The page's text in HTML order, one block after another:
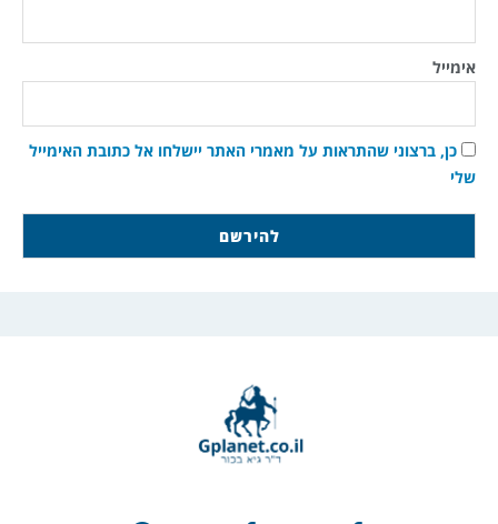
אימייל
כן, ברצוני שהתראות על מאמרי האתר יישלחו אל כתובת האימייל
שלי